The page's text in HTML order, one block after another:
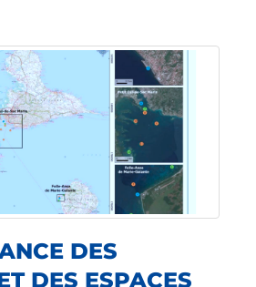
DES
DES ESPACES